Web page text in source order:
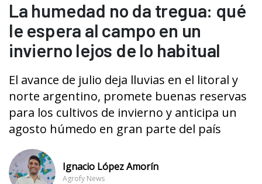
La humedad no da tregua: qué
le espera al campo en un
invierno lejos de lo habitual
El avance de julio deja lluvias en el litoral y
norte argentino, promete buenas reservas
para los cultivos de invierno y anticipa un
agosto húmedo en gran parte del país
Ignacio López Amorín
Agrofy News